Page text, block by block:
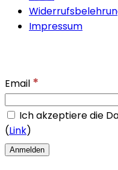
Impressum
Email *
Ich akzeptiere die
(Link)